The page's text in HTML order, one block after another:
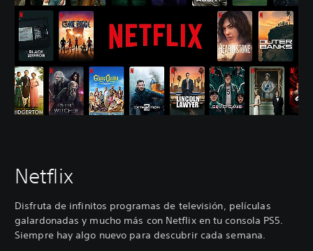
Netflix
Disfruta de infinitos programas de televisión, películas
galardonadas y mucho más con Netflix en tu consola PS5.
Siempre hay algo nuevo para descubrir cada semana.